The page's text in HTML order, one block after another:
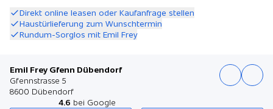
Direkt online leasen oder Kaufanfrage stellen
Haustürlieferung zum Wunschtermin
Rundum-Sorglos mit Emil Frey
Emil Frey Gfenn Dübendorf
Gfennstrasse 5
8600 Dübendorf
4.6 bei Google